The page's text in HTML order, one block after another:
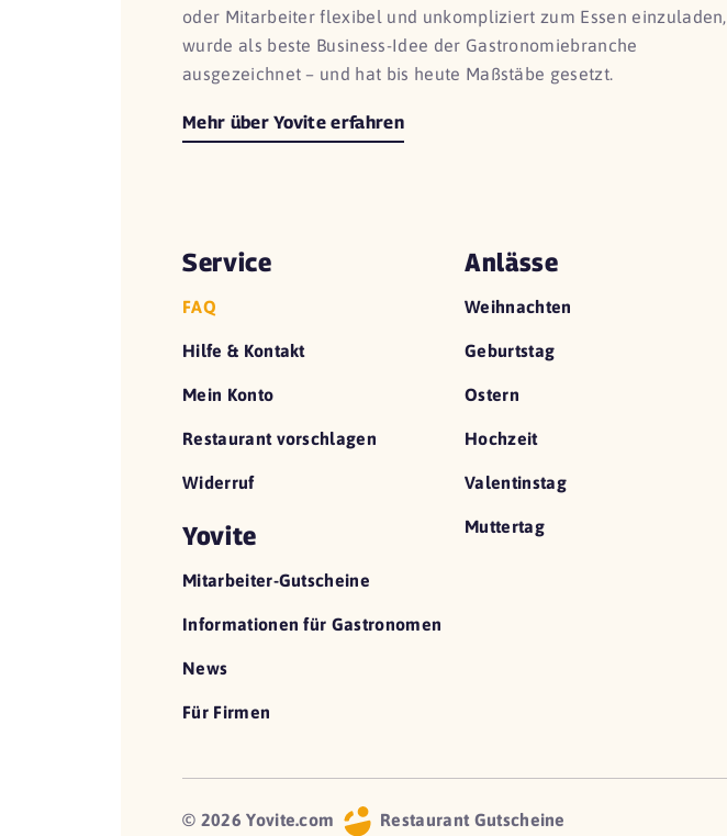
oder Mitarbeiter flexibel und unkompliziert zum Essen einzuladen,
wurde als beste Business-Idee der Gastronomiebranche
ausgezeichnet – und hat bis heute Maßstäbe gesetzt.
Mehr über Yovite erfahren
Service
FAQ
Hilfe & Kontakt
Mein Konto
Restaurant vorschlagen
Widerruf
Yovite
Mitarbeiter-Gutscheine
Informationen für Gastronomen
News
Für Firmen
Anlässe
Weihnachten
Geburtstag
Ostern
Hochzeit
Valentinstag
Muttertag
© 2026 Yovite.com Restaurant Gutscheine